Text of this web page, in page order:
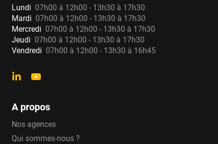
Lundi 07h00 à 12h00 - 13h30 à 17h30
Mardi 07h00 à 12h00 - 13h30 à 17h30
Mercredi 07h00 à 12h00 - 13h30 à 17h30
Jeudi 07h00 à 12h00 - 13h30 à 17h30
Vendredi 07h00 à 12h00 - 13h30 à 16h45
A propos
Nos agences
Qui sommes-nous ?